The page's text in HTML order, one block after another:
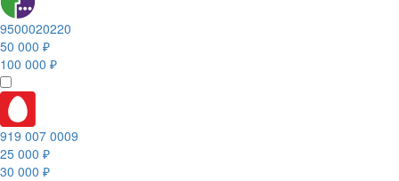
9500020220
50 000 ₽
100 000 ₽
919 007 0009
25 000 ₽
30 000 ₽